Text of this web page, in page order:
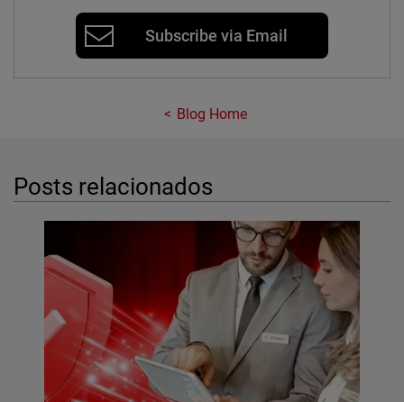
Subscribe via Email
Blog Home
Posts relacionados